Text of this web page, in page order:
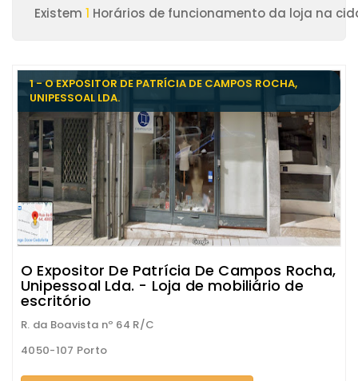
Existem 1 Horários de funcionamento da loja na
1 - O EXPOSITOR DE PATRÍCIA DE CAMPOS ROCHA,
UNIPESSOAL LDA.
O Expositor De Patrícia De Campos Rocha,
Unipessoal Lda. - Loja de mobiliário de
escritório
R. da Boavista nº 64 R/C
4050-107 Porto